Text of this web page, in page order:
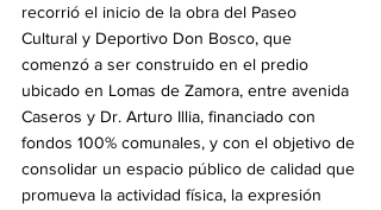
recorrió el inicio de la obra del Paseo
Cultural y Deportivo Don Bosco, que
comenzó a ser construido en el predio
ubicado en Lomas de Zamora, entre avenida
Caseros y Dr. Arturo Illia, financiado con
fondos 100% comunales, y con el objetivo de
consolidar un espacio público de calidad que
promueva la actividad física, la expresión